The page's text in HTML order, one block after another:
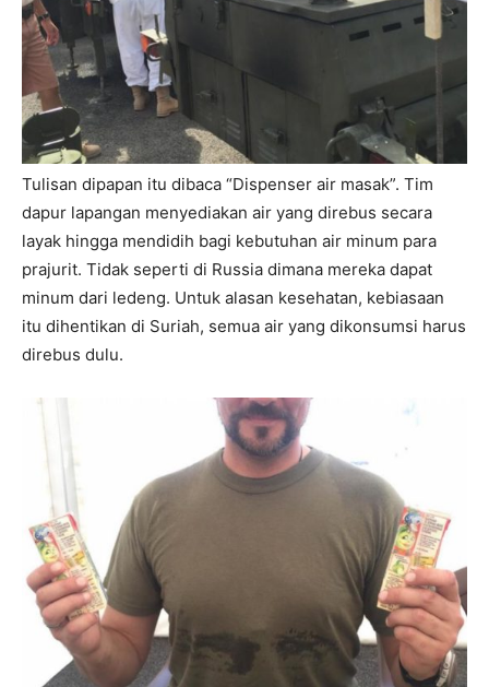
Tulisan dipapan itu dibaca “Dispenser air masak”. Tim
dapur lapangan menyediakan air yang direbus secara
layak hingga mendidih bagi kebutuhan air minum para
prajurit. Tidak seperti di Russia dimana mereka dapat
minum dari ledeng. Untuk alasan kesehatan, kebiasaan
itu dihentikan di Suriah, semua air yang dikonsumsi harus
direbus dulu.